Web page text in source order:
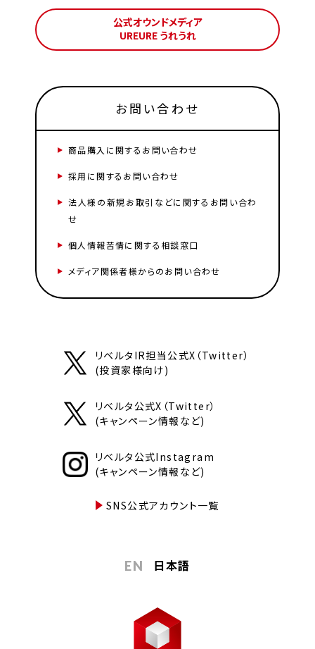
公式オウンドメディア
UREURE うれうれ
お問い合わせ
商品購入に関するお問い合わせ
採用に関するお問い合わせ
法人様の新規お取引などに関するお問い合わ
せ
個人情報苦情に関する相談窓口
メディア関係者様からのお問い合わせ
リベルタIR担当公式X（Twitter）
(投資家様向け)
リベルタ公式X（Twitter）
(キャンペーン情報など)
リベルタ公式Instagram
(キャンペーン情報など)
SNS公式アカウント一覧
EN 日本語